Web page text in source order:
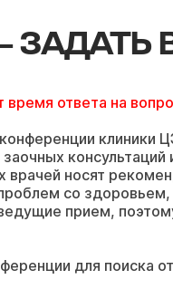
ЗАДАТЬ
ответа на
носят
со
прием,
для поиска